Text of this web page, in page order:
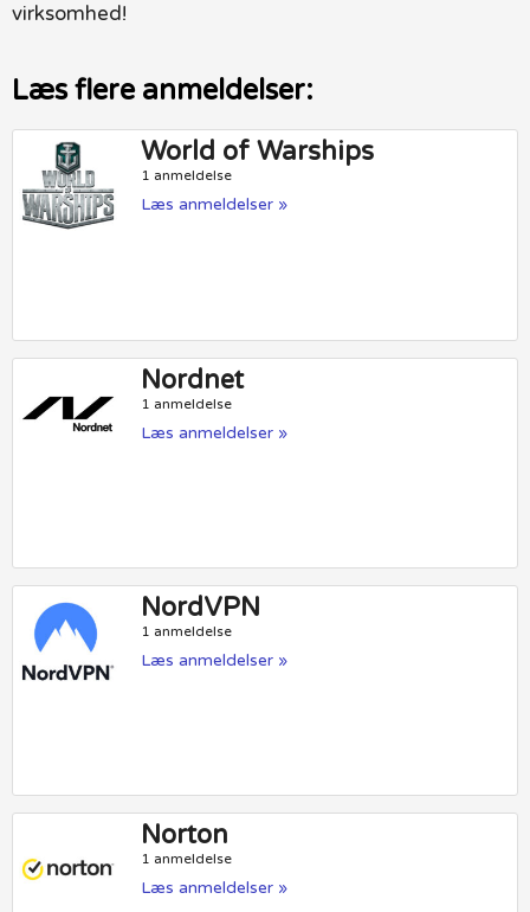
virksomhed!
Læs flere anmeldelser:
World of Warships
1 anmeldelse
Læs anmeldelser »
Nordnet
1 anmeldelse
Læs anmeldelser »
NordVPN
1 anmeldelse
Læs anmeldelser »
Norton
1 anmeldelse
Læs anmeldelser »